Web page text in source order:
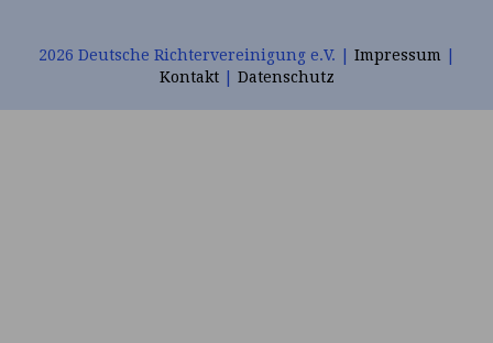
2026 Deutsche Richtervereinigung e.V. | Impressum
Kontakt| Datenschutz